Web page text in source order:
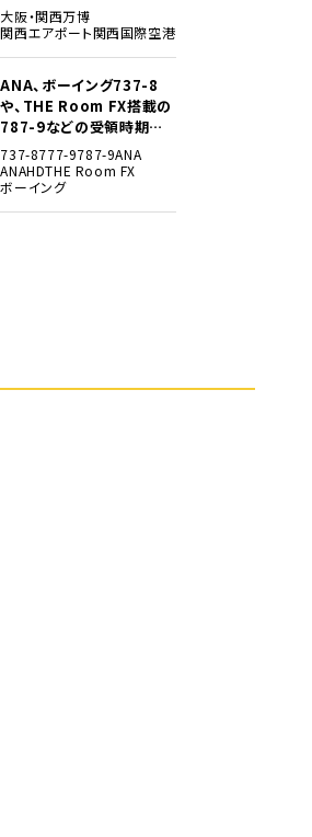
大阪・関西万博
関西エアポート関西国際空港
ANA、ボーイング737-8
や、THE Room FX搭載の
787-9などの受領時期見
込みを明らかに
737-8777-9787-9ANA
ANAHDTHE Room FX
ボーイング